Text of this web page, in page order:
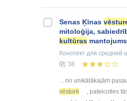
Senas Ķīnas
mitoloģija,
kultūras mantojums
Конспект для средней
38
... no unikālākajām
vēsturē
, pateicoties